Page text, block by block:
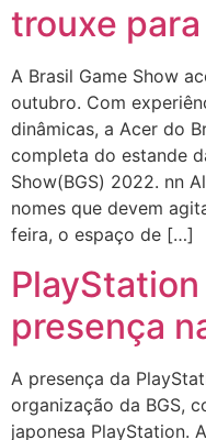
trouxe para
A Brasil Game Show
outubro. Com
dinâmicas, a Acer do
completa do estande
Show(BGS) 2022. nn
nomes que devem
feira, o espaço de […]
presença
A presença da
organização da BGS,
japonesa PlayStation.